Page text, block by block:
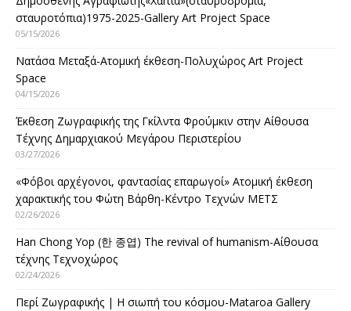
σταυροτόπια)1975-2025-Gallery Art Project Space
05/15/2026
Νατάσα Μεταξά-Ατομική έκθεση-Πολυχώρος Art Project
Space
04/15/2026
Έκθεση Ζωγραφικής της Γκίλντα Φρούμκιν στην Αίθουσα
Τέχνης Δημαρχιακού Μεγάρου Περιστερίου
03/27/2026
«Φόβοι αρχέγονοι, φαντασίας επαρωγοί» Ατομική έκθεση
χαρακτικής του Φώτη Βάρθη-Κέντρο Τεχνών ΜΕΤΣ
02/26/2026
Han Chong Yop (한 종엽) The revival of humanism-Αίθουσα
τέχνης Τεχνοχώρος
02/24/2026
Περί Ζωγραφικής | Η σιωπή του κόσμου-Mataroa Gallery